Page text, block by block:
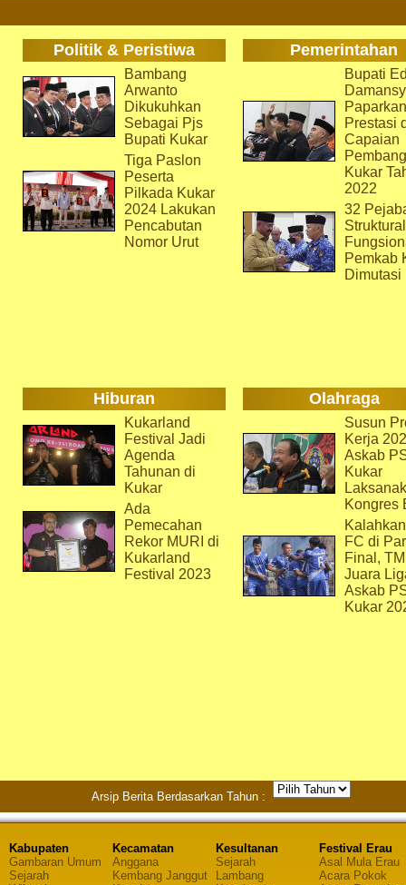
Politik & Peristiwa Pemerintahan
Bambang
Arwanto
Dikukuhkan
Sebagai Pjs
Bupati Kukar
Tiga Paslon
Peserta
Pilkada Kukar
2024 Lakukan
Pencabutan
Nomor Urut
Bupati
Paparkan
Prestasi
Capaian
Kukar
2022
32
Pemkab
Dimutasi
Hiburan Olahraga
Kukarland
Festival Jadi
Agenda
Tahunan di
Kukar
Ada
Pemecahan
Rekor MURI di
Kukarland
Festival 2023
Susun
Kerja
Askab
Kukar
Kongres
FC di
Final,
Juara
Askab
Kukar
Arsip Berita Berdasarkan Tahun :
Kabupaten
Gambaran Umum
Sejarah
Kecamatan
Anggana
Kembang Janggut
Kesultanan
Sejarah
Lambang
Festival Erau
Asal Mula Erau
Acara Pokok